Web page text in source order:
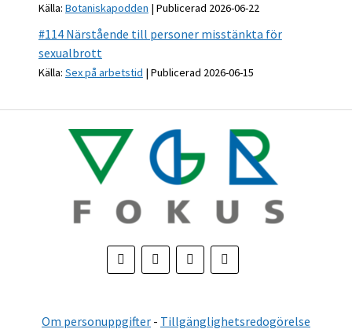
Källa: Botaniskapodden Publicerad 2026-06-22
#114 Närstående till personer misstänkta för
sexualbrott
Källa: Sex på arbetstid Publicerad 2026-06-15
Om personuppgifter - Tillgänglighetsredogörelse